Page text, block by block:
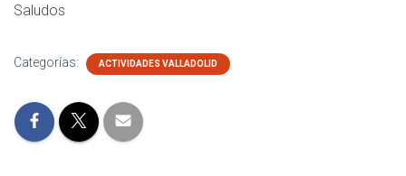
Saludos
Categorías: ACTIVIDADES VALLADOLID